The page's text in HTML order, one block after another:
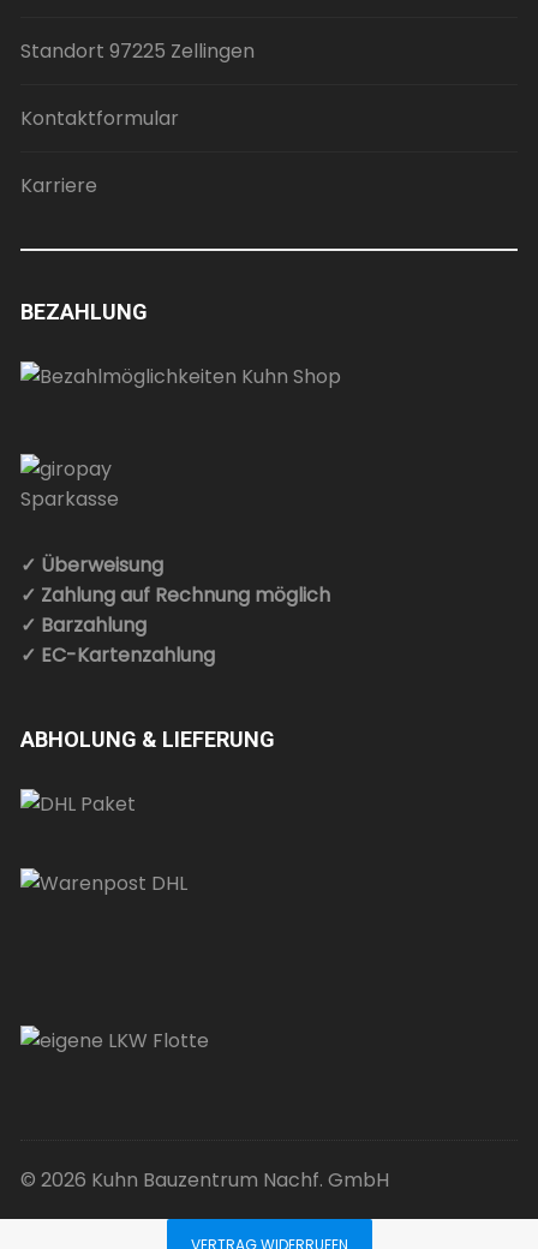
Standort 97225 Zellingen
Kontaktformular
Karriere
BEZAHLUNG
✓ Überweisung
✓ Zahlung auf Rechnung möglich
✓ Barzahlung
✓ EC-Kartenzahlung
ABHOLUNG & LIEFERUNG
© 2026 Kuhn Bauzentrum Nachf. GmbH